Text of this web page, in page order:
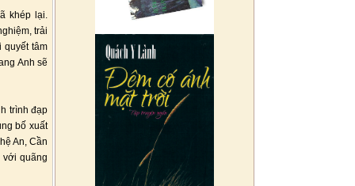
khép lại.
trải
quyết tâm
Anh sẽ
trình đạp
bố xuất
An, Cần
quãng